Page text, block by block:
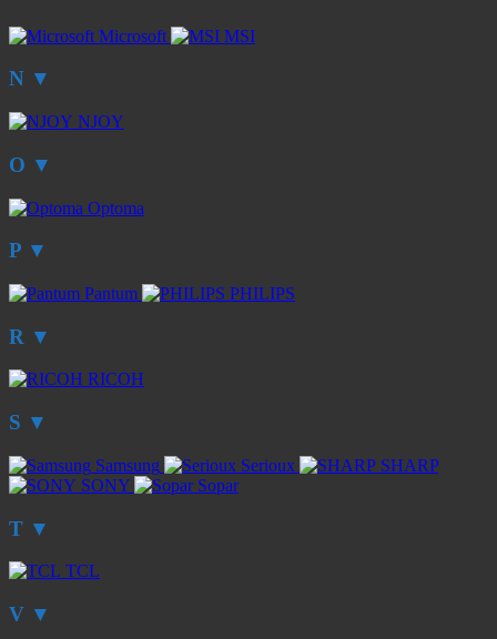
Microsoft MSI
N ▼
NJOY
O ▼
Optoma
P ▼
Pantum PHILIPS
R ▼
RICOH
S ▼
Samsung Serioux
SHARP
SONY
Sopar
T ▼
TCL
V ▼